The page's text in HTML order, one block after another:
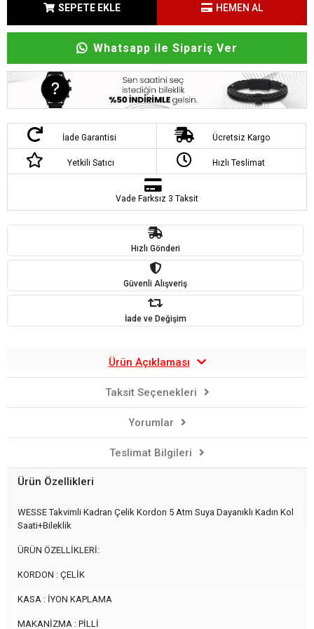
SEPETE EKLE HEMEN AL
Whatsapp ile Sipariş Ver
İade Garantisi Ücretsiz Kargo
Yetkili Satıcı Hızlı Teslimat
Vade Farksız 3 Taksit
Hızlı Gönderi
Güvenli Alışveriş
İade ve Değişim
Ürün Açıklaması
Taksit Seçenekleri
Yorumlar
Teslimat Bilgileri
Ürün Özellikleri
WESSE Takvimli Kadran Çelik Kordon 5 Atm Suya Dayanıklı Kadın Kol
Saati+Bileklik
ÜRÜN ÖZELLİKLERİ:
KORDON : ÇELİK
KASA : İYON KAPLAMA
MAKANİZMA : PİLLİ